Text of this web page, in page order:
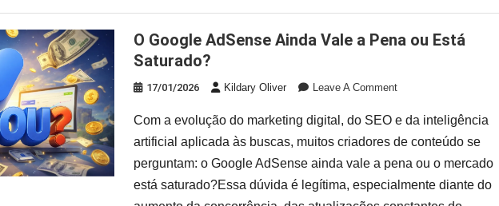
O Google AdSense Ainda Vale a Pena ou Está
Saturado?
17/01/2026 Kildary Oliver Leave A CommentOn
Google
AdSense
A
Com a evolução do marketing digital, do SEO e da inteligência
artificial aplicada às buscas, muitos criadores de conteúdo se
perguntam: o Google AdSense ainda vale a pena ou o mercado
está saturado?Essa dúvida é legítima, especialmente diante do